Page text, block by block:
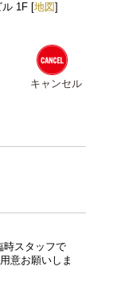
ル 1F [地図]
キャンセル
時スタッフで
意お願いしま